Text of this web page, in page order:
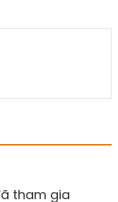
tham gia